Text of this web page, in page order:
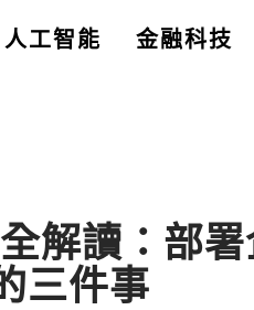
人工智能 金融科技
解讀：部署
三件事